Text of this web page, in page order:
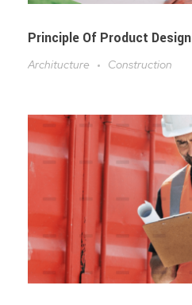
Principle Of Product Design
Architucture
Construction